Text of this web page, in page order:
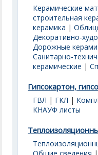
Керамические
строительная
керамика |
Декоративно-
Дорожные
Санитарно-
керамические |
Гипсокартон,
ГВЛ | ГКЛ |
КНАУФ листы